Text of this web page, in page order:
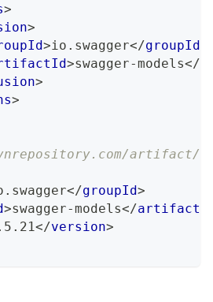
>
>
>io.swagger</groupId
>swagger-models</
>
>
artifact/
</groupId>
>swagger-models</
</version>